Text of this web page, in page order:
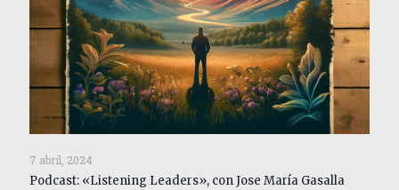
7 abril, 2024
Podcast: «Listening Leaders», con Jose María Gasalla